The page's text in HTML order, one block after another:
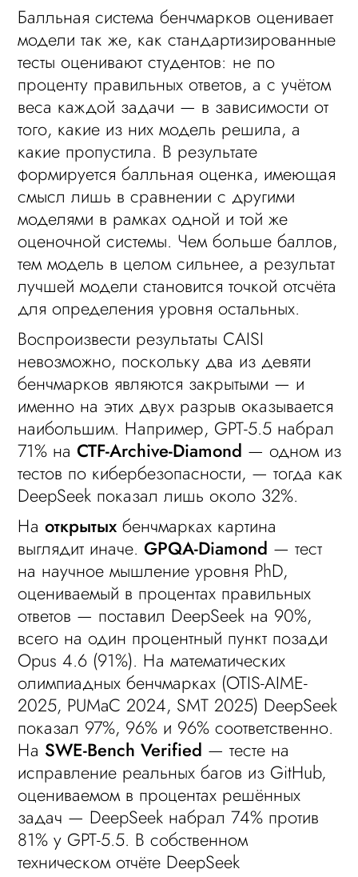
Балльная система бенчмарков оценивает
модели так же, как стандартизированные
тесты оценивают студентов: не по
проценту правильных ответов, а с учётом
веса каждой задачи — в зависимости от
того, какие из них модель решила, а
какие пропустила. В результате
формируется балльная оценка, имеющая
смысл лишь в сравнении с другими
моделями в рамках одной и той же
оценочной системы. Чем больше баллов,
тем модель в целом сильнее, а результат
лучшей модели становится точкой отсчёта
для определения уровня остальных.
Воспроизвести результаты CAISI
невозможно, поскольку два из девяти
бенчмарков являются закрытыми — и
именно на этих двух разрыв оказывается
наибольшим. Например, GPT-5.5 набрал
71% наCTF-Archive-Diamond — одном из
тестов по кибербезопасности, — тогда как
DeepSeek показал лишь около 32%.
Наоткрытых бенчмарках картина
выглядит иначе.GPQA-Diamond — тест
на научное мышление уровня PhD,
оцениваемый в процентах правильных
ответов — поставил DeepSeek на 90%,
всего на один процентный пункт позади
Opus 4.6 (91%). На математических
олимпиадных бенчмарках (OTIS-AIME-
2025, PUMaC 2024, SMT 2025) DeepSeek
показал 97%, 96% и 96% соответственно.
На SWE-Bench Verified — тесте на
исправление реальных багов из GitHub,
оцениваемом в процентах решённых
задач — DeepSeek набрал 74% против
81% у GPT-5.5. В собственном
техническом отчёте DeepSeek